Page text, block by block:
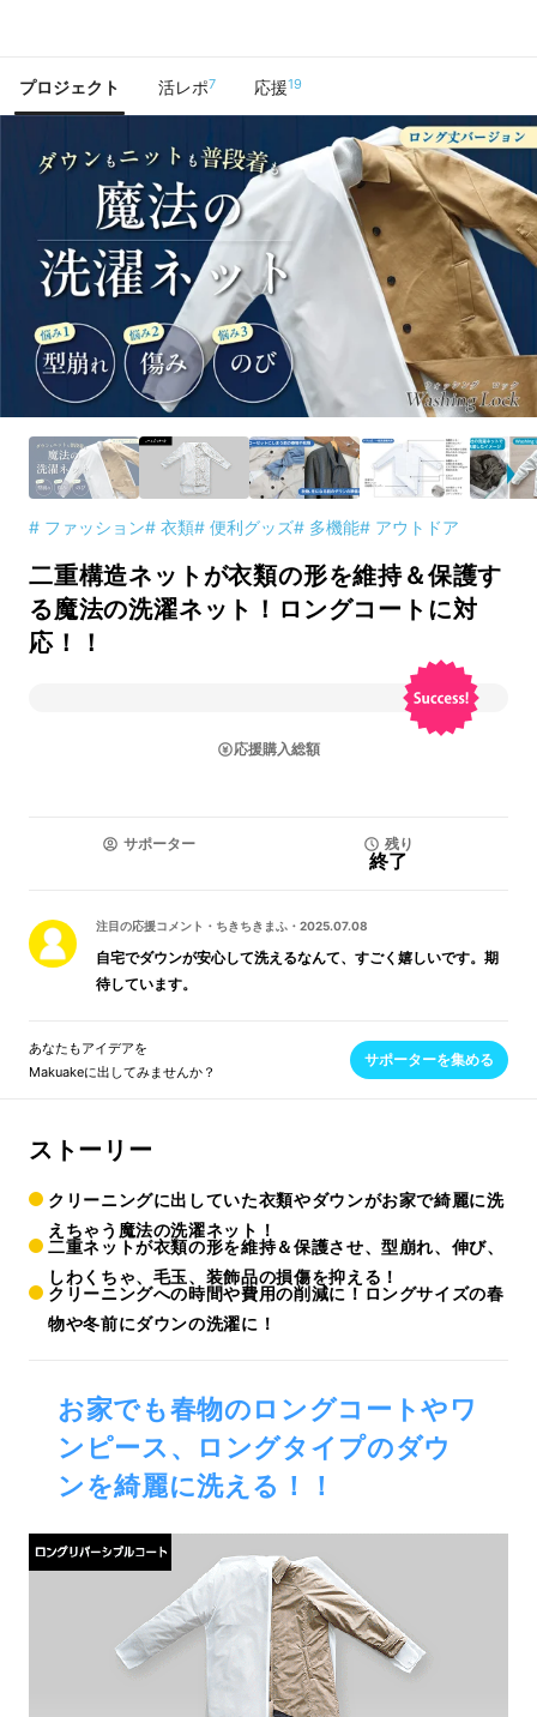
プロジェクト 活レポ7 応援19
# ファッション# 衣類# 便利グッズ# 多機能# アウトドア
二重構造ネットが衣類の形を維持＆保護す
る魔法の洗濯ネット！ロングコートに対
応！！
応援購入総額
サポーター 残り
終了
注目の応援コメント ・ ちきちきまふ ・ 2025.07.08
自宅でダウンが安心して洗えるなんて、すごく嬉しいです。期
待しています。
あなたもアイデアを
Makuakeに出してみませんか？
サポーターを集める
ストーリー
クリーニングに出していた衣類やダウンがお家で綺麗に洗
えちゃう魔法の洗濯ネット！
二重ネットが衣類の形を維持＆保護させ、型崩れ、伸び、
しわくちゃ、毛玉、装飾品の損傷を抑える！
クリーニングへの時間や費用の削減に！ロングサイズの春
物や冬前にダウンの洗濯に！
お家でも春物のロングコートやワ
ンピース、ロングタイプのダウ
ンを綺麗に洗える！！